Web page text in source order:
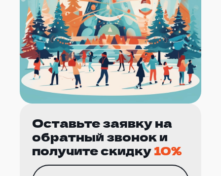
Оставьте заявку на
обратный звонок и
получите скидку10%